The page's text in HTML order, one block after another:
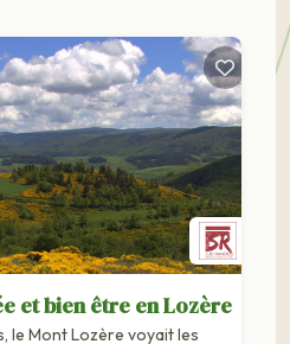
et bien être en Lozère
le Mont Lozère voyait les